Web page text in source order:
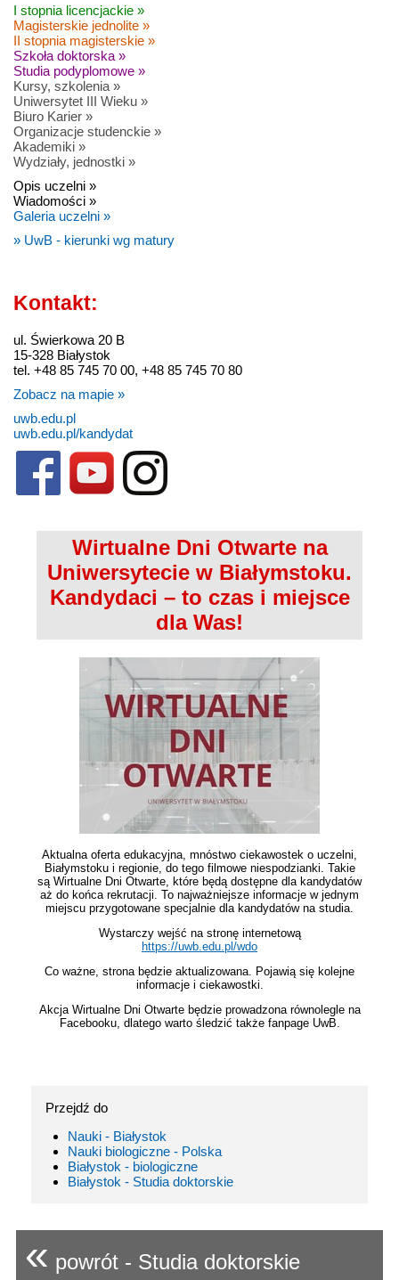
I stopnia licencjackie »
Magisterskie jednolite »
II stopnia magisterskie »
Szkoła doktorska »
Studia podyplomowe »
Kursy, szkolenia »
Uniwersytet III Wieku »
Biuro Karier »
Organizacje studenckie »
Akademiki »
Wydziały, jednostki »
Opis uczelni »
Wiadomości »
Galeria uczelni »
» UwB - kierunki wg matury
Kontakt:
ul. Świerkowa 20 B
15-328 Białystok
tel. +48 85 745 70 00, +48 85 745 70 80
Zobacz na mapie »
uwb.edu.pl
uwb.edu.pl/kandydat
Wirtualne Dni Otwarte na
Uniwersytecie w Białymstoku.
Kandydaci – to czas i miejsce
dla Was!
Aktualna oferta edukacyjna, mnóstwo ciekawostek o uczelni,
Białymstoku i regionie, do tego filmowe niespodzianki. Takie
są Wirtualne Dni Otwarte, które będą dostępne dla kandydatów
aż do końca rekrutacji. To najważniejsze informacje w jednym
miejscu przygotowane specjalnie dla kandydatów na studia.
Wystarczy wejść na stronę internetową
https://uwb.edu.pl/wdo
Co ważne, strona będzie aktualizowana. Pojawią się kolejne
informacje i ciekawostki.
Akcja Wirtualne Dni Otwarte będzie prowadzona równolegle na
Facebooku, dlatego warto śledzić także fanpage UwB.
Przejdź do
Nauki - Białystok
Nauki biologiczne - Polska
Białystok - biologiczne
Białystok - Studia doktorskie
« powrót - Studia doktorskie